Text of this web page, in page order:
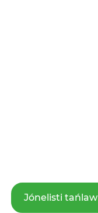
Jónelisti tańlaw